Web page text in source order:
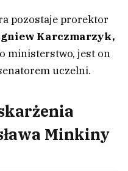
pozostaje prorektor
Karczmarzyk,
ministerstwo, jest on
uczelni.
Minkiny